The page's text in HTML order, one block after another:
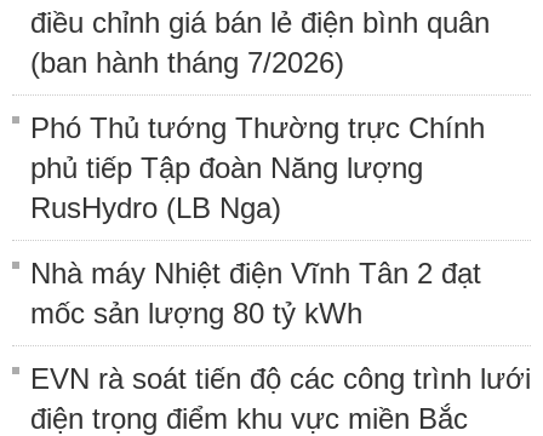
điều chỉnh giá bán lẻ điện bình quân
(ban hành tháng 7/2026)
Phó Thủ tướng Thường trực Chính
phủ tiếp Tập đoàn Năng lượng
RusHydro (LB Nga)
Nhà máy Nhiệt điện Vĩnh Tân 2 đạt
mốc sản lượng 80 tỷ kWh
EVN rà soát tiến độ các công trình lưới
điện trọng điểm khu vực miền Bắc